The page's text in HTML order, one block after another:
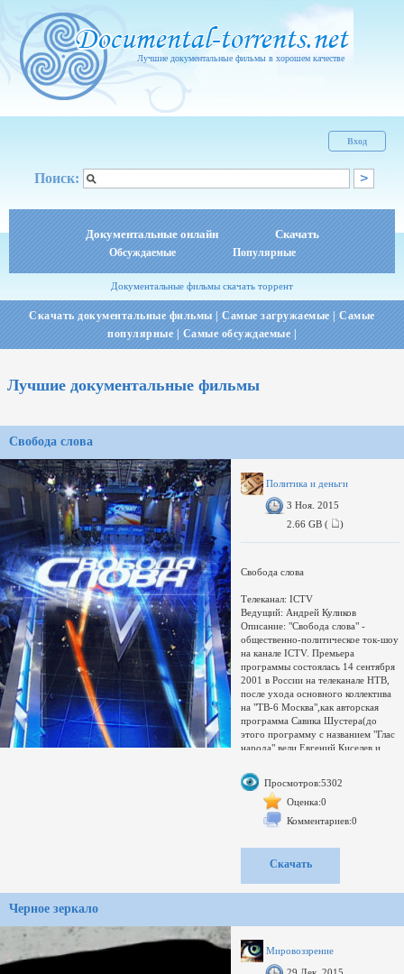
Лучшие документальные фильмы в хорошем качестве
Вход
Поиск:
Документальные онлайн Скачать
Обсуждаемые Популярные
Документальные фильмы скачать торрент
Скачать документальные фильмы |Самые загружаемые |Самые
популярные
Самые обсуждаемые
Лучшие документальные фильмы
Свобода слова
Политика и деньги
3 Ноя. 2015
2.66 GB (
)
Свобода слова
Телеканал: ICTV
Ведущий: Андрей Куликов
Описание: "Свобода слова" -
общественно-политическое ток-шоу
на канале ICTV. Премьера
программы состоялась 14 сентября
2001 в России на телеканале НТВ,
после ухода основного коллектива
на "ТВ-6 Москва",как авторская
программа Савика Шустера(до
этого программу с названием "Глас
народа" вели Евгений Киселев и
более 100 выпусков программы.
"Свобода слова" дважды
номинировалась на премию
Национальной Телевизионной
Академии России. В 2004 году
С сентября 2005 года "Свобода
слова" Савика Шустера выходит в
Украине. В марте 2006 года
"Лучшая политическая
телевизионная программа". Спустя
Просмотров:5302
Оценка:0
Комментариев:0
Скачать
Черное зеркало
Мировоззрение